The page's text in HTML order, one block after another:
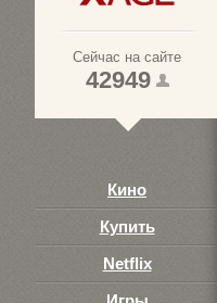
Сейчас на сайте
42949
Кино
Купить
Netflix